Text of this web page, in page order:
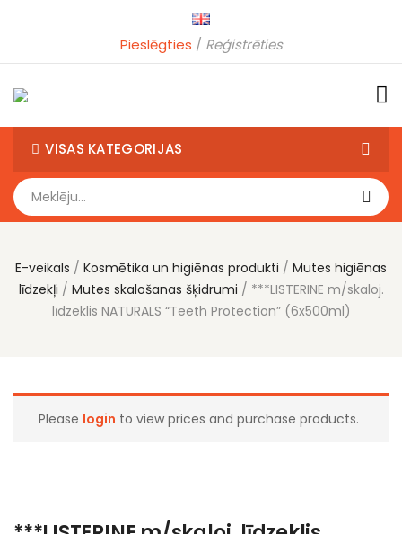
Pieslēgties Reģistrēties
VISAS KATEGORIJAS
E-veikals Kosmētika un higiēnas produkti
Mutes higiēnas
līdzekļi
Mutes skalošanas šķidrumi
***LISTERINE m/skaloj.
līdzeklis NATURALS “Teeth Protection” (6x500ml)
Please login to view prices and purchase products.